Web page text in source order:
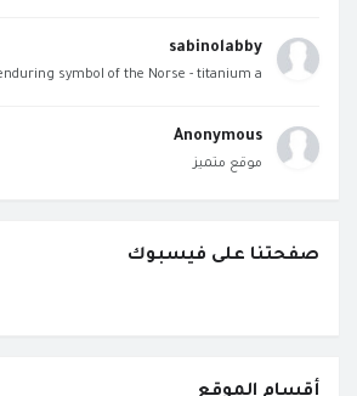
sabinolabby
symbol of the Norse - titanium a...
Anonymous
موقع متميز
صفحتنا على فيسبوك